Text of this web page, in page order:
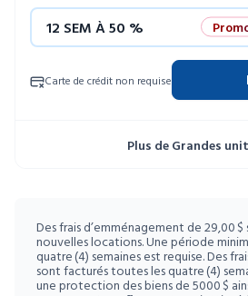
12 SEM À 50 %
Unités
Carte de crédit non requise
Plus de Grandes
Des frais d’emménagement de 29,00 $
nouvelles locations. Une période
quatre (4) semaines est requise. Des
sont facturés toutes les quatre (4)
une protection des biens de 5000 $